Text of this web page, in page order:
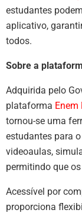
estudantes
aplicativo,
todos.
Sobre a
Adquirida pelo
plataforma Enem
tornou-se uma
estudantes para
videoaulas,
permitindo que
Acessível por
proporciona